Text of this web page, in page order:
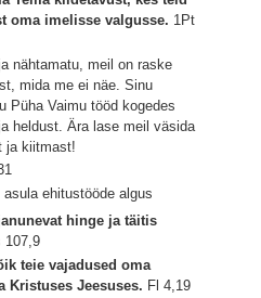
oma imelisse valgusse. 1Pt
nähtamatu, meil on raske
mida me ei näe. Sinu
Püha Vaimu tööd kogedes
heldust. Ära lase meil väsida
ja kiitmast!
ehitustööde algus
hinge ja täitis
107,9
teie vajadused oma
Kristuses Jeesuses. Fl 4,19